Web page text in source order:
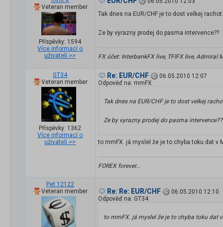
Veteran member
Příspěvky: 1594
Více informací o
uživateli >>
Tak dnes na EUR/CHF je to dost velkej
Ze by vyrazny prodej do pasma intervence??
FX účet: InterbankFX live, TFIFX live, Admiral
GT34
Veteran member
Příspěvky: 1362
Více informací o
uživateli >>
Re: EUR/CHF
06.05.2010 12:07
Odpověď na: mmFX
Tak dnes na EUR/CHF je to dost velkej
Ze by vyrazny prodej do pasma intervence??
to mmFX. já myslel že je to chyba toku dat v
FOREX forever...
Pet 12122
Veteran member
Re: Re: EUR/CHF
06.05.2010 12:10
Odpověď na: GT34
to mmFX. já myslel že je to chyba toku dat